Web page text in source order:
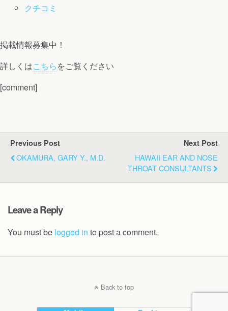
クチコミ
掲載情報募集中！
詳しくはこちらをご覧ください
[comment]
Previous Post
OKAMURA, GARY Y., M.D.
Next Post
HAWAII EAR AND NOSE
THROAT CONSULTANTS
Leave a Reply
You must be logged in to post a comment.
Back to top